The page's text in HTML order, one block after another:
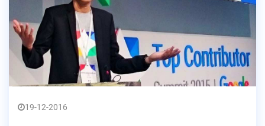
19-12-2016